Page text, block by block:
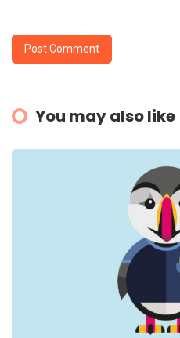
You may also like